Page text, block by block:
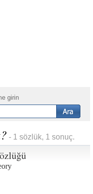
girin
- 1 sözlük, 1 sonuç.